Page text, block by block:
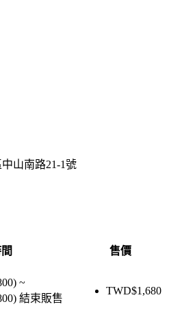
山南路21-1號
售價
~
結束販售
TWD$1,680